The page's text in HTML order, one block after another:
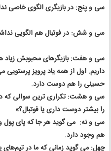
سی و پنج: در بازیگری الگوی خاصی
سی و شش: در فوتبال هم الگویی
سی و هفت: بازیگرهای محبوبش زیاد
داریم. اول از همه یاد پرویز
حسینی را هم دوست دارد.
سی و هشت: تکراری ترین سوالی که
را بیشتر دوست داری یا فوتبال؟»
سی و نه: می گوید هر جا که پای پول و
هم وجود دارد.
چهل: می گوید زمانی که ما در